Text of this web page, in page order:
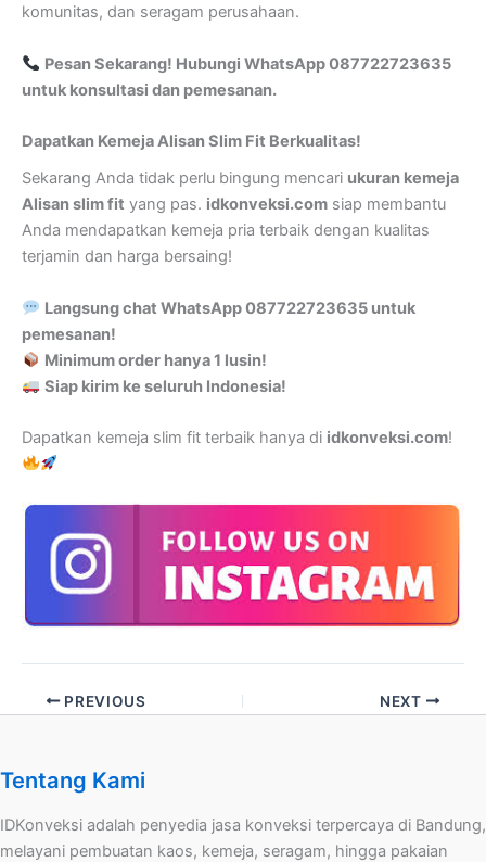
komunitas, dan seragam perusahaan.
Pesan Sekarang! Hubungi WhatsApp 087722723635
untuk konsultasi dan pemesanan.
Dapatkan Kemeja Alisan Slim Fit Berkualitas!
Sekarang Anda tidak perlu bingung mencari ukuran kemeja
Alisan slim fit yang pas. idkonveksi.com siap membantu
Anda mendapatkan kemeja pria terbaik dengan kualitas
terjamin dan harga bersaing!
Langsung chat WhatsApp 087722723635 untuk
pemesanan!
Minimum order hanya 1 lusin!
Siap kirim ke seluruh Indonesia!
Dapatkan kemeja slim fit terbaik hanya di idkonveksi.com!
PREVIOUS NEXT
Tentang Kami
IDKonveksi adalah penyedia jasa konveksi terpercaya di Bandung,
melayani pembuatan kaos, kemeja, seragam, hingga pakaian